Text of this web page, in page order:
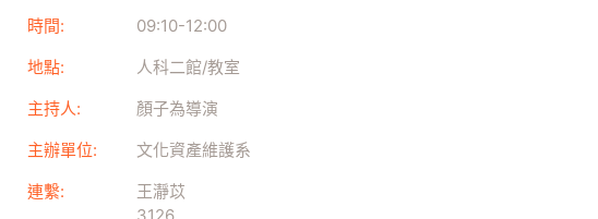
時間:
09:10-12:00
地點:
人科二館/教室
主持人:
顏子為導演
主辦單位:
文化資產維護系
連繫:
王瀞苡